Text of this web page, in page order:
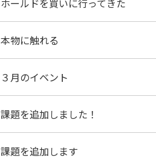
ホールドを買いに行ってきた
本物に触れる
３月のイベント
課題を追加しました！
課題を追加します